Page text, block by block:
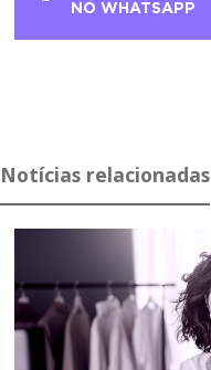
NO WHATSAPP
Notícias relacionadas